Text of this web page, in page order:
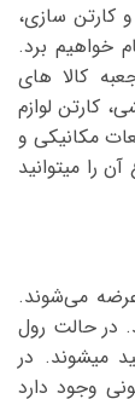
کارتن سازی،
خواهیم برد.
کالا های
کارتن لوازم
مکانیکی و
را میتوانید
می‌شوند.
در حالت رول
میشوند. در
وجود دارد